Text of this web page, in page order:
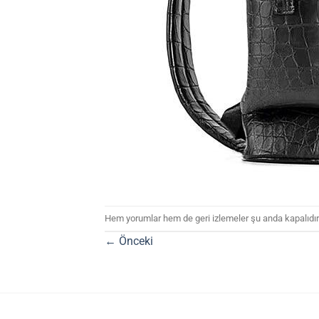
Hem yorumlar hem de geri izlemeler şu anda
← Önceki